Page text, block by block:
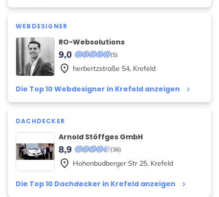
WEBDESIGNER
RO-Websolutions
(5)
9,0
Die Top 10 Webdesigner in Krefeld anzeigen keyboard_arrow_right
place herbertzstraße 54, Krefeld
DACHDECKER
Arnold Stöffges GmbH
(36)
8,9
Die Top 10 Dachdecker in Krefeld anzeigen keyboard_arrow_right
place Hohenbudberger Str 25, Krefeld